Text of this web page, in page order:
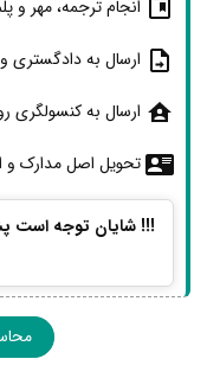
انجام ترجمه، مهر
ارسال به دادگستری
ارسال به کنسولگری
تحویل اصل مدارک و
!!! شایان توجه است